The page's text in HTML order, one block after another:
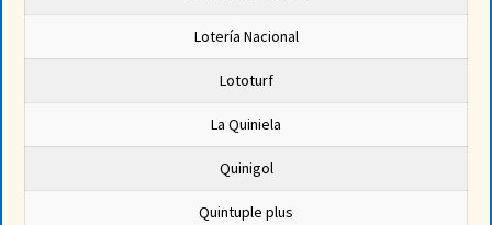
Lotería Nacional
Lototurf
La Quiniela
Quinigol
Quintuple plus